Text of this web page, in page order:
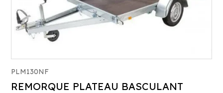
Catégorie :Porte-engin
PLM130NF
REMORQUE PLATEAU BASCULANT